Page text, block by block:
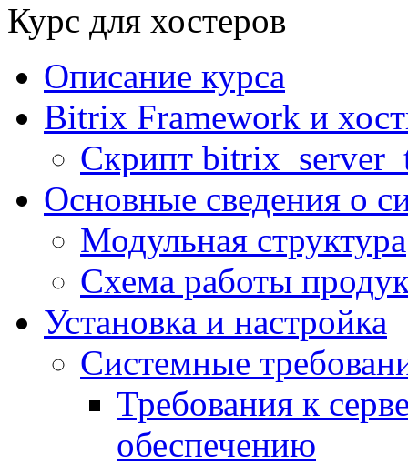
Курс для хостеров
Описание курса
Bitrix Framework и
Скрипт
Основные сведения о
Модульная структура
Схема работы
Установка и настройка
Системные
Требования к
обеспечению